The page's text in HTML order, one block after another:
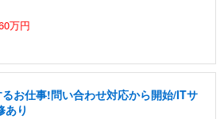
万円
お仕事!問い合わせ対応から開始/ITサ
あり